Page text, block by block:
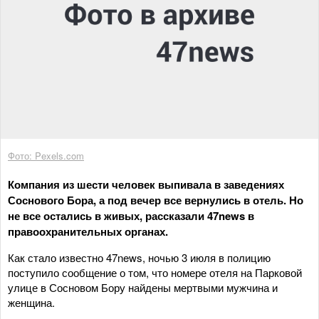
Фото: Pexels.com
Компания из шести человек выпивала в заведениях
Соснового Бора, а под вечер все вернулись в отель. Но
не все остались в живых, рассказали 47news в
правоохранительных органах.
Как стало известно 47news, ночью 3 июля в полицию
поступило сообщение о том, что номере отеля на Парковой
улице в Сосновом Бору найдены мертвыми мужчина и
женщина.